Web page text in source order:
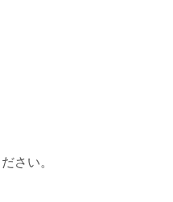
さい。